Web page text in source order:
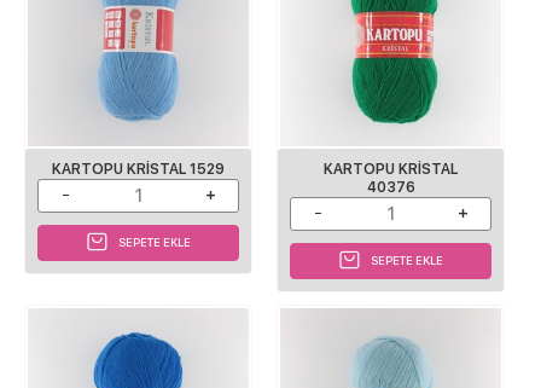
KARTOPU KRISTAL 1529
SEPETE EKLE
KARTOPU KRISTAL
40376
SEPETE EKLE